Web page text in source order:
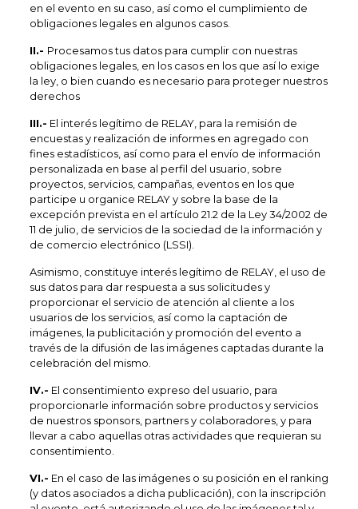
en el evento en su caso, así como el cumplimiento de
obligaciones legales en algunos casos.
II.- Procesamos tus datos para cumplir con nuestras
obligaciones legales, en los casos en los que así lo exige
la ley, o bien cuando es necesario para proteger nuestros
derechos
III.- El interés legítimo de RELAY, para la remisión de
encuestas y realización de informes en agregado con
fines estadísticos, así como para el envío de información
personalizada en base al perfil del usuario, sobre
proyectos, servicios, campañas, eventos en los que
participe u organice RELAY y sobre la base de la
excepción prevista en el artículo 21.2 de la Ley 34/2002 de
11 de julio, de servicios de la sociedad de la información y
de comercio electrónico (LSSI).
Asimismo, constituye interés legítimo de RELAY, el uso de
sus datos para dar respuesta a sus solicitudes y
proporcionar el servicio de atención al cliente a los
usuarios de los servicios, así como la captación de
imágenes, la publicitación y promoción del evento a
través de la difusión de las imágenes captadas durante la
celebración del mismo.
IV.- El consentimiento expreso del usuario, para
proporcionarle información sobre productos y servicios
de nuestros sponsors, partners y colaboradores, y para
llevar a cabo aquellas otras actividades que requieran su
consentimiento.
VI.- En el caso de las imágenes o su posición en el ranking
(y datos asociados a dicha publicación), con la inscripción